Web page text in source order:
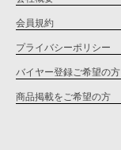
会員規約
プライバシーポリシー
バイヤー登録ご希望の方
商品掲載をご希望の方